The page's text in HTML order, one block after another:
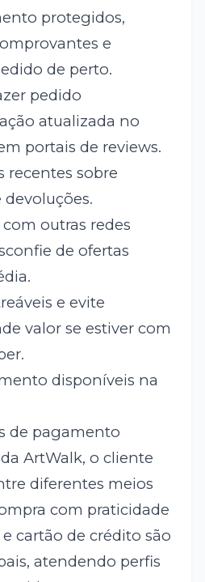
protegidos,
e
de perto.
pedido
atualizada no
portais de reviews.
recentes sobre
outras redes
de ofertas
e evite
valor se estiver com
disponíveis na
de pagamento
ArtWalk, o cliente
diferentes meios
com praticidade
cartão de crédito são
atendendo perfis